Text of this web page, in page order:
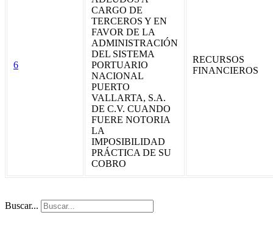
6
CARGO DE
TERCEROS Y EN
FAVOR DE LA
ADMINISTRACIÓN
DEL SISTEMA
PORTUARIO
NACIONAL
PUERTO
VALLARTA, S.A.
DE C.V. CUANDO
FUERE NOTORIA
LA
IMPOSIBILIDAD
PRÁCTICA DE SU
COBRO
RECURSOS
FINANCIEROS
Buscar...